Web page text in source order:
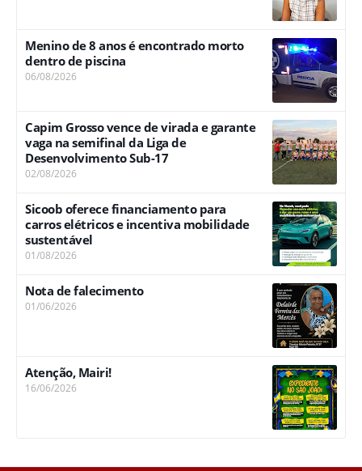
Menino de 8 anos é encontrado morto
dentro de piscina
06/08/2026
Capim Grosso vence de virada e garante
vaga na semifinal da Liga de
Desenvolvimento Sub-17
02/08/2026
Sicoob oferece financiamento para
carros elétricos e incentiva mobilidade
sustentável
01/08/2026
Nota de falecimento
01/06/2026
Atenção, Mairi!
16/06/2026